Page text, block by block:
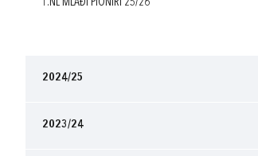
1.NL MLAĐI PIONIRI 25/26
2024/25
2023/24